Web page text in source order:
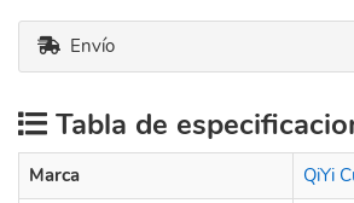
Envío
Tabla de
Marca
QiYi